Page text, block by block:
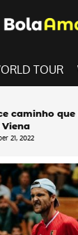
TOUR
caminho
21, 2022